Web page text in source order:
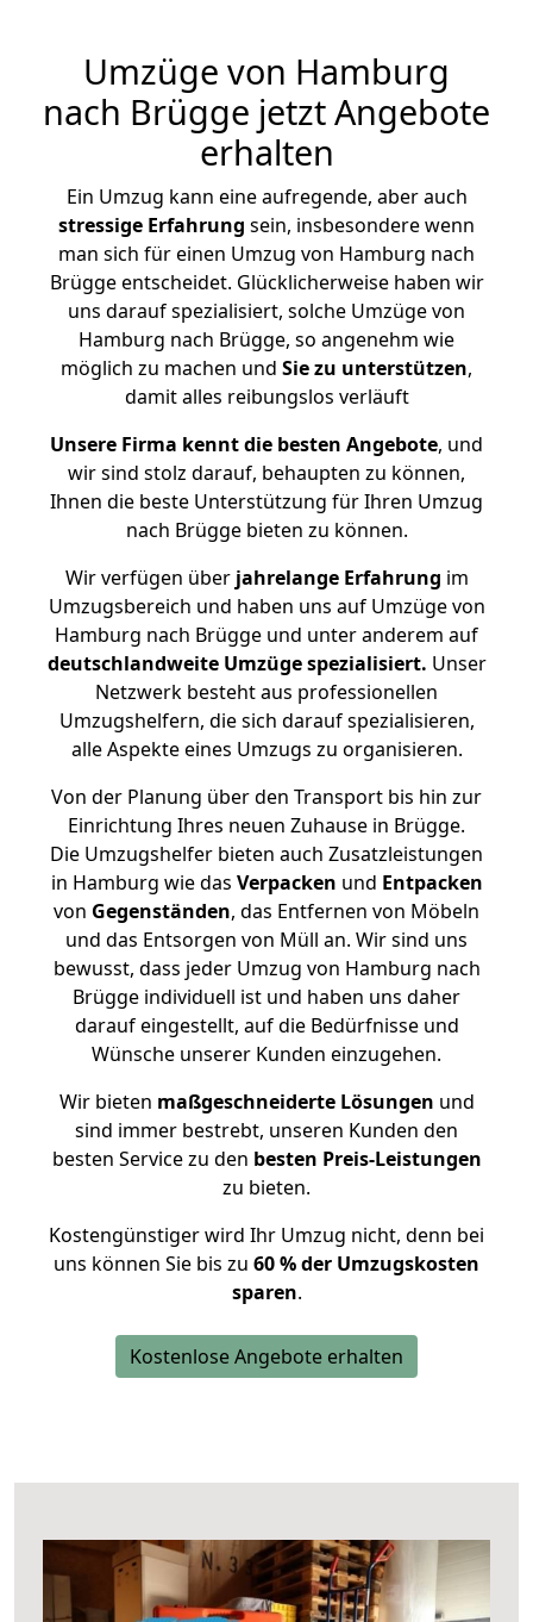
Umzüge von Hamburg
nach Brügge jetzt Angebote
erhalten
Ein Umzug kann eine aufregende, aber auch
stressige Erfahrung sein, insbesondere wenn
man sich für einen Umzug von Hamburg nach
Brügge entscheidet. Glücklicherweise haben wir
uns darauf spezialisiert, solche Umzüge von
Hamburg nach Brügge, so angenehm wie
möglich zu machen und Sie zu unterstützen,
damit alles reibungslos verläuft
Unsere Firma kennt die besten Angebote, und
wir sind stolz darauf, behaupten zu können,
Ihnen die beste Unterstützung für Ihren Umzug
nach Brügge bieten zu können.
Wir verfügen überjahrelange Erfahrung im
Umzugsbereich und haben uns auf Umzüge von
Hamburg nach Brügge und unter anderem auf
deutschlandweite Umzüge spezialisiert. Unser
Netzwerk besteht aus professionellen
Umzugshelfern, die sich darauf spezialisieren,
alle Aspekte eines Umzugs zu organisieren.
Von der Planung über den Transport bis hin zur
Einrichtung Ihres neuen Zuhause in Brügge.
Die Umzugshelfer bieten auch Zusatzleistungen
in Hamburg wie das Verpacken und Entpacken
von Gegenständen, das Entfernen von Möbeln
und das Entsorgen von Müll an. Wir sind uns
bewusst, dass jeder Umzug von Hamburg nach
Brügge individuell ist und haben uns daher
darauf eingestellt, auf die Bedürfnisse und
Wünsche unserer Kunden einzugehen.
Wir bieten maßgeschneiderte Lösungen und
sind immer bestrebt, unseren Kunden den
besten Service zu den besten Preis-Leistungen
zu bieten.
Kostengünstiger wird Ihr Umzug nicht, denn bei
uns können Sie bis zu 60 % der Umzugskosten
sparen.
Kostenlose Angebote erhalten